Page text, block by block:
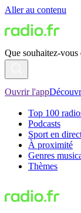
Aller au contenu
Que souhaitez-vous
Ouvrir l'app
Top 100
Podcasts
Sport en
À proximité
Genres
Thèmes